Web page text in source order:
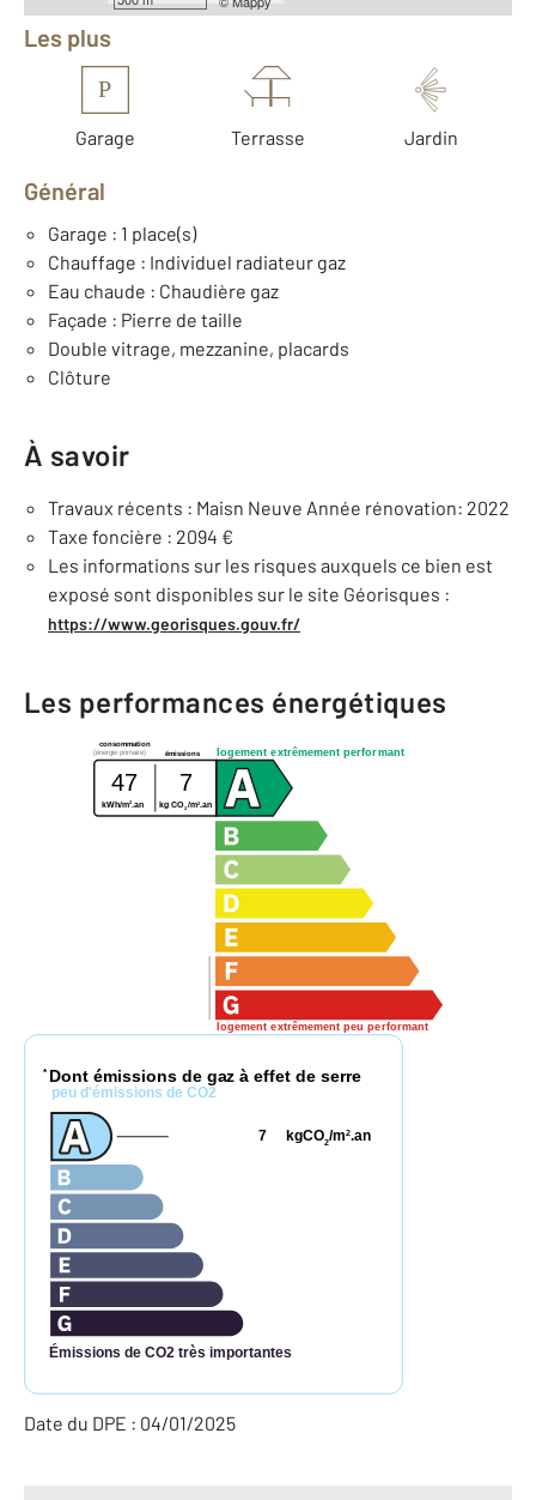
Les plus
P
Garage Terrasse Jardin
Général
Garage : 1 place(s)
Chauffage : Individuel radiateur gaz
Eau chaude : Chaudière gaz
Façade : Pierre de taille
Double vitrage, mezzanine, placards
Clôture
À savoir
Travaux récents : Maisn Neuve Année rénovation: 2022
Taxe foncière : 2094 €
Les informations sur les risques auxquels ce bien est
exposé sont disponibles sur le site Géorisques :
https://www.georisques.gouv.fr/
Les performances énergétiques
logement extrêmement performant
logement extrêmement peu performant
consommation
émissions
(énergie primaire)
47 7
kWh/m2.an kg CO2 /m2.an
* Dont émissions de gaz à effet de serre
peu d'émissions de CO2
Émissions de CO2 très importantes
kgCO2/m2.an
7
Date du DPE : 04/01/2025